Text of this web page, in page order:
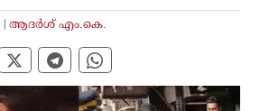
ആദർശ് എം.കെ.